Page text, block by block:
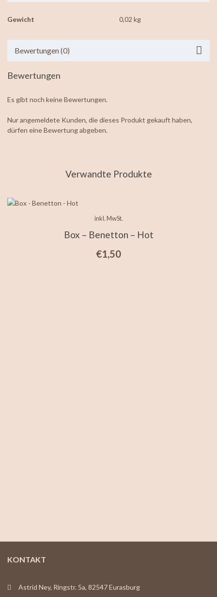
Gewicht 0,02 kg
Bewertungen (0)
Bewertungen
Es gibt noch keine Bewertungen.
Nur angemeldete Kunden, die dieses Produkt gekauft haben,
dürfen eine Bewertung abgeben.
Verwandte Produkte
inkl. MwSt.
Box – Benetton – Hot
€1,50
KONTAKT
Astrid Ney, Ringstr. 5a, 82547 Eurasburg